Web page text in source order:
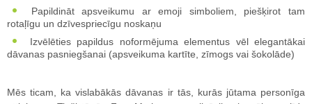
Papildināt apsveikumu ar emoji simboliem, piešķirot tam
rotaļīgu un dzīvespriecīgu noskaņu
Izvēlēties papildus noformējuma elementus vēl elegantākai
dāvanas pasniegšanai (apsveikuma kartīte, zīmogs vai šokolāde)
Mēs ticam, ka vislabākās dāvanas ir tās, kurās jūtama personīga